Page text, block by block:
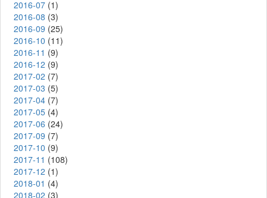
2016-07 (1)
2016-08 (3)
2016-09 (25)
2016-10 (11)
2016-11 (9)
2016-12 (9)
2017-02 (7)
2017-03 (5)
2017-04 (7)
2017-05 (4)
2017-06 (24)
2017-09 (7)
2017-10 (9)
2017-11 (108)
2017-12 (1)
2018-01 (4)
2018-02 (3)